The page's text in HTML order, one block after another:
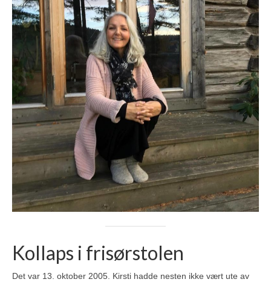
Kollaps i frisørstolen
Det var 13. oktober 2005. Kirsti hadde nesten ikke vært ute av